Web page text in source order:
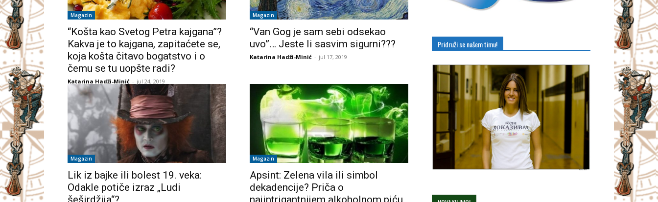
Magazin
“Košta kao Svetog Petra kajgana”?
Kakva je to kajgana, zapitaćete se,
koja košta čitavo bogatstvo i o
čemu se tu uopšte radi?
Katarina Hadži-Minić - jul 24, 2019
Magazin
“Van Gog je sam sebi odsekao
uvo”… Jeste li sasvim sigurni???
Katarina Hadži-Minić - jul 17, 2019
Magazin
Lik iz bajke ili bolest 19. veka:
Odakle potiče izraz „Ludi
šeširdžija“?
Magazin
Apsint: Zelena vila ili simbol
dekadencije? Priča o
najintrigantnijem alkoholnom piću
Pridruži se našem timu!